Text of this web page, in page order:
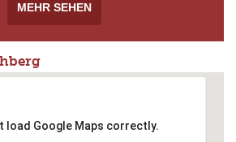
MEHR SEHEN
load Google Maps correctly.